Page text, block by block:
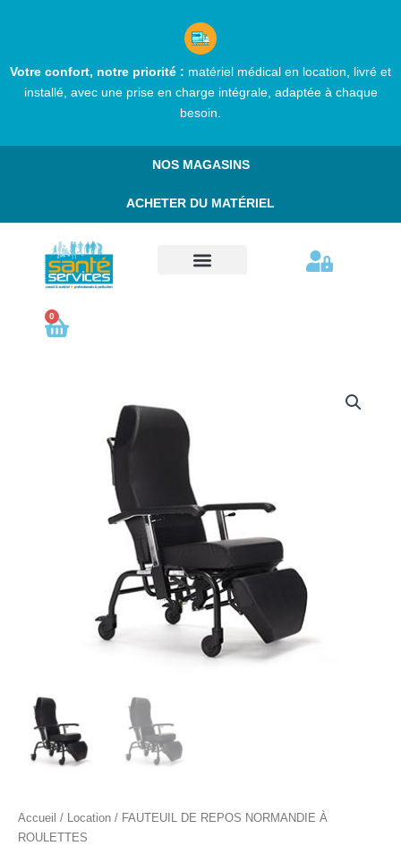
Votre confort, notre priorité : matériel médical en location, livré et
installé, avec une prise en charge intégrale, adaptée à chaque
besoin.
NOS MAGASINS
ACHETER DU MATÉRIEL
0
Cart
Accueil / Location / FAUTEUIL DE REPOS NORMANDIE À
ROULETTES